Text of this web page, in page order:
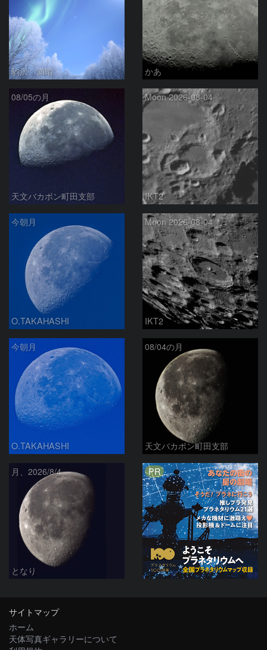
駒沢 満晴 かあ
08/05の月
天文バカボン町田支部
Moon 2026-08-04
IKT2
今朝月
O.TAKAHASHI
Moon 2026-08-04
IKT2
今朝月
O.TAKAHASHI
08/04の月
天文バカボン町田支部
月、2026/8/4
となり
PR
サイトマップ
ホーム
天体写真ギャラリーについて